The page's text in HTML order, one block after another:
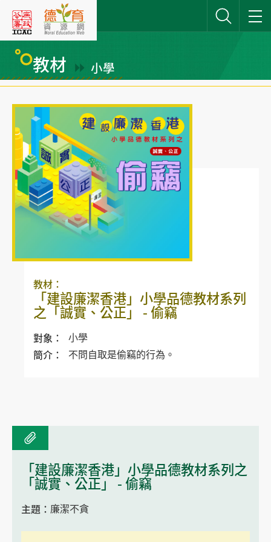
容
網站搜尋
教材 小學
教材：
「建設廉潔香港」小學品德教材系列
之「誠實、公正」 - 偷竊
對象： 小學
簡介： 不問自取是偷竊的行為。
「建設廉潔香港」小學品德教材系列之
「誠實、公正」 - 偷竊
主題： 廉潔不貪